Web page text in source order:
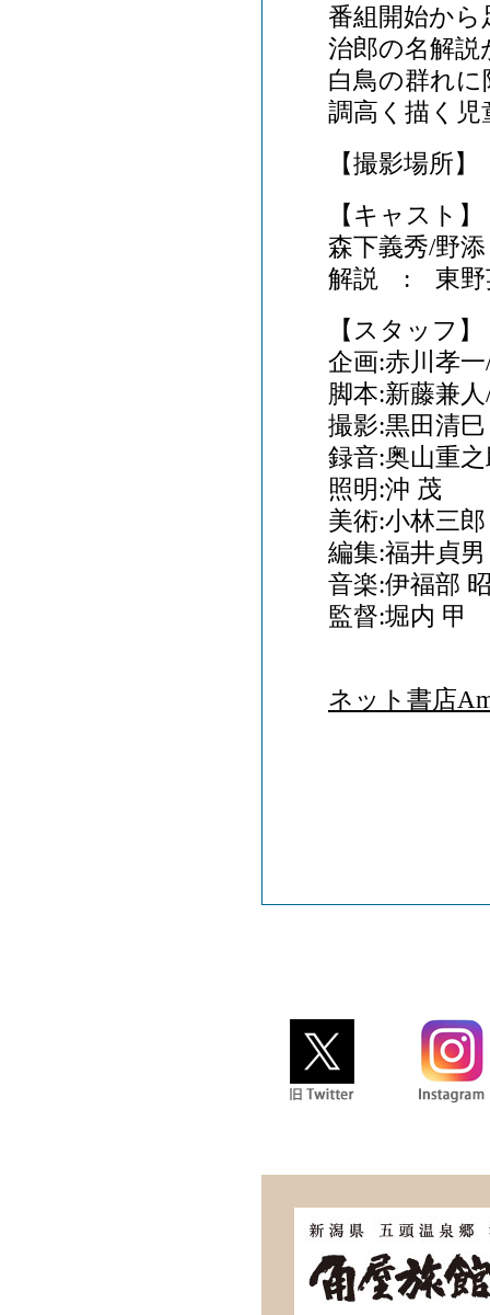
番組開始から
治郎の名解説
白鳥の群れ
調高く描く児
【撮影場
【キャスト】
森下義秀/野
解説 : 東野
【スタッフ】
企画:赤川孝
脚本:新藤兼
撮影:黒田清巳
録音:奥山重
照明:沖 茂
美術:小林三郎
編集:福井貞男
音楽:伊福部
監督:堀内 甲
ネット書店